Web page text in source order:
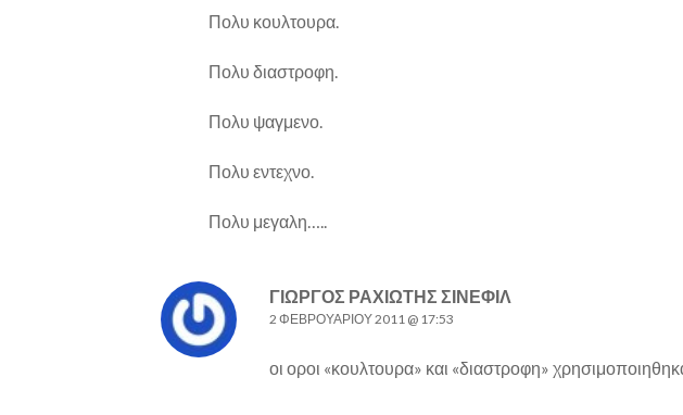
Πολυ κουλτουρα.
Πολυ διαστροφη.
Πολυ ψαγμενο.
Πολυ εντεχνο.
Πολυ μεγαλη…..
ΓΙΩΡΓΟΣ ΡΑΧΙΩΤΗΣ ΣΙΝΕΦΙΛ
2 ΦΕΒΡΟΥΑΡΊΟΥ 2011 @ 17:53
οι οροι «κουλτουρα» και «διαστροφη»